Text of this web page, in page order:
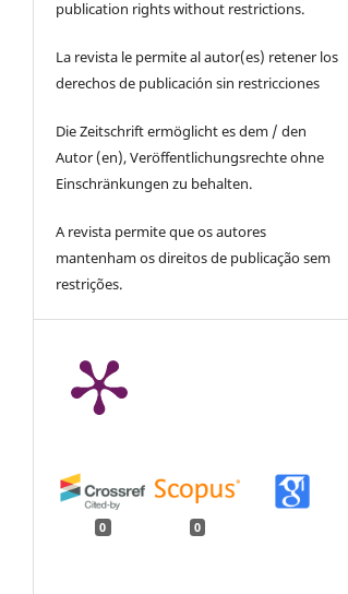
publication rights without restrictions.
La revista le permite al autor(es) retener los
derechos de publicación sin restricciones
Die Zeitschrift ermöglicht es dem / den
Autor (en), Veröffentlichungsrechte ohne
Einschränkungen zu behalten.
A revista permite que os autores
mantenham os direitos de publicação sem
restrições.
0 0